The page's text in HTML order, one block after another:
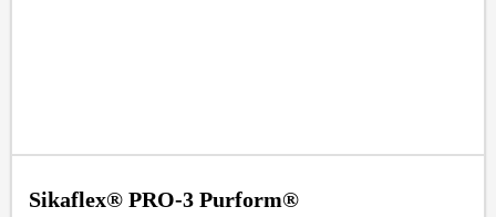
Sikaflex® PRO-3 Purform®